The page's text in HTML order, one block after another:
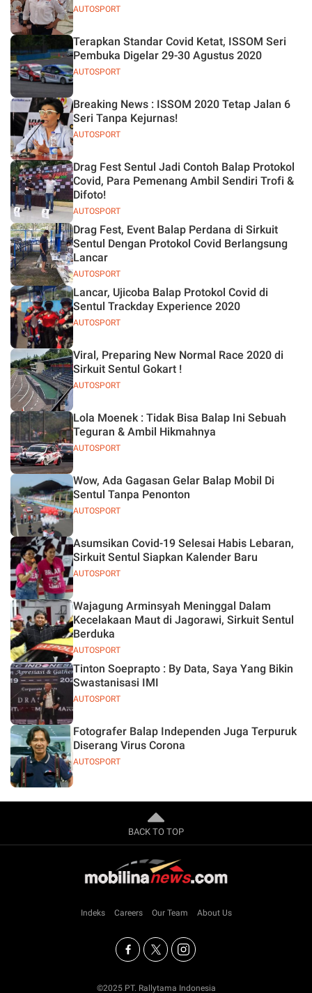
AUTOSPORT
AUTOSPORT
Terapkan Standar Covid Ketat, ISSOM Seri
Pembuka Digelar 29-30 Agustus 2020
AUTOSPORT
Breaking News : ISSOM 2020 Tetap Jalan 6
Seri Tanpa Kejurnas!
AUTOSPORT
Drag Fest Sentul Jadi Contoh Balap Protokol
Covid, Para Pemenang Ambil Sendiri Trofi &
Difoto!
AUTOSPORT
Drag Fest, Event Balap Perdana di Sirkuit
Sentul Dengan Protokol Covid Berlangsung
Lancar
AUTOSPORT
Lancar, Ujicoba Balap Protokol Covid di
Sentul Trackday Experience 2020
AUTOSPORT
Viral, Preparing New Normal Race 2020 di
Sirkuit Sentul Gokart !
AUTOSPORT
Lola Moenek : Tidak Bisa Balap Ini Sebuah
Teguran & Ambil Hikmahnya
AUTOSPORT
Wow, Ada Gagasan Gelar Balap Mobil Di
Sentul Tanpa Penonton
AUTOSPORT
Asumsikan Covid-19 Selesai Habis Lebaran,
Sirkuit Sentul Siapkan Kalender Baru
AUTOSPORT
Wajagung Arminsyah Meninggal Dalam
Kecelakaan Maut di Jagorawi, Sirkuit Sentul
Berduka
AUTOSPORT
Tinton Soeprapto : By Data, Saya Yang Bikin
Swastanisasi IMI
AUTOSPORT
Fotografer Balap Independen Juga Terpuruk
Diserang Virus Corona
BACK TO TOP
Indeks Careers Our Team About Us
©2025 PT. Rallytama Indonesia